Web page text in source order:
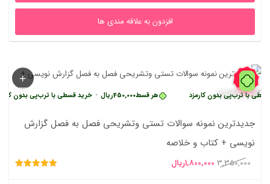
افزدون به علاقه مندی ها
46%
هر قسط450,000ریال • خرید قسطی با ترب‌پی بدون کارمزد بدون کارمزد
جدیدترین نمونه سوالات تستی وتشریحی فصل به فصل گزارش
نویسی + کتاب و خلاصه
3,350,000 قیمت
1,800,000ریال